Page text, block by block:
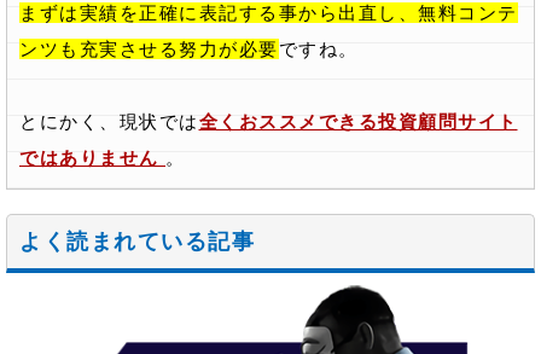
まずは実績を正確に表記する事から出直し、無料コンテ
ンツも充実させる努力が必要ですね。
とにかく、現状では全くおススメできる投資顧問サイト
ではありません 。
よく読まれている記事